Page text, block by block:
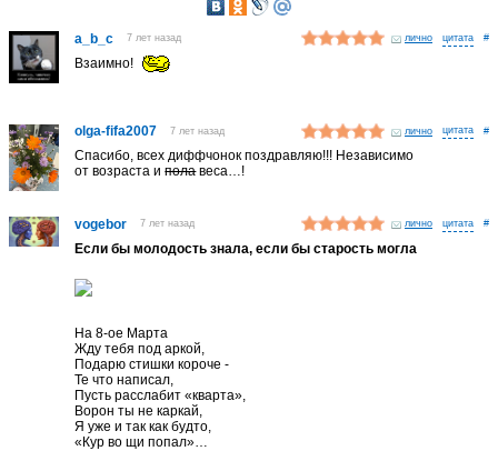
a_b_c 7 лет назад лично #
Взаимно!
olga-fifa2007 7 лет назад лично #
Спасибо, всех диффчонок поздравляю!!! Независимо
от возраста иполавеса…!
vogebor 7 лет назад лично #
Если бы молодость знала, если бы старость могла
На 8-ое Марта
Жду тебя под аркой,
Подарю стишки короче -
Те что написал,
Пусть расслабит «кварта»,
Ворон ты не каркай,
Я уже и так как будто,
«Кур во щи попал»…